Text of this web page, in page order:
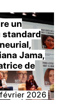
un
standard
Jama,
de
2026